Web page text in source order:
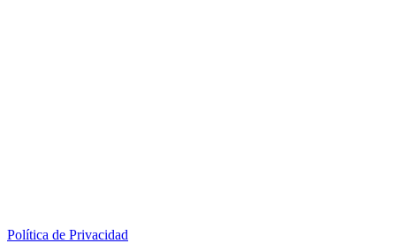
Política de Privacidad